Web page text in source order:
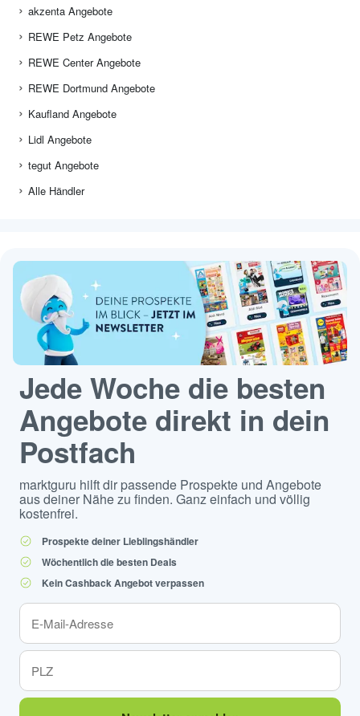
akzenta Angebote
REWE Petz Angebote
REWE Center Angebote
REWE Dortmund Angebote
Kaufland Angebote
Lidl Angebote
tegut Angebote
Alle Händler
Jede Woche die besten
Angebote direkt in dein
Postfach
marktguru hilft dir passende Prospekte und Angebote
aus deiner Nähe zu finden. Ganz einfach und völlig
kostenfrei.
Prospekte deiner Lieblingshändler
Wöchentlich die besten Deals
Kein Cashback Angebot verpassen